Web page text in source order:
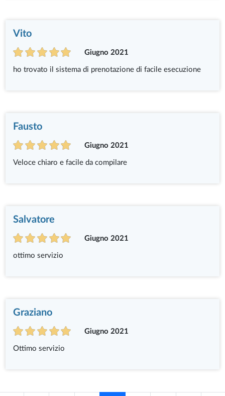
Vito
Giugno 2021
ho trovato il sistema di prenotazione di facile esecuzione
Fausto
Giugno 2021
Veloce chiaro e facile da compilare
Salvatore
Giugno 2021
ottimo servizio
Graziano
Giugno 2021
Ottimo servizio